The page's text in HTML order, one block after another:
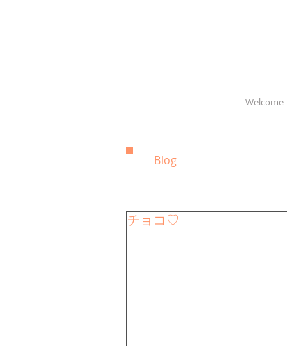
Welcome
Blog
チョコ♡